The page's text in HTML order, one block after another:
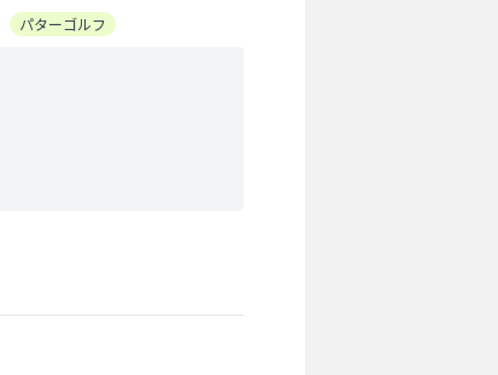
パターゴルフ